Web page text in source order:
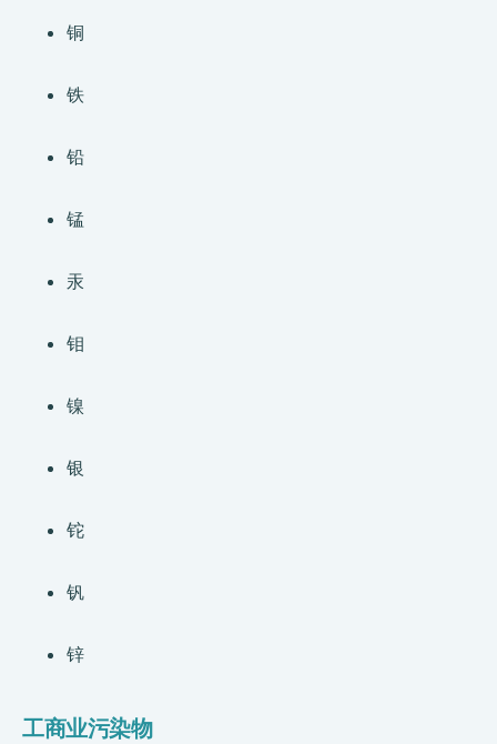
铜
铁
铅
锰
汞
钼
镍
银
铊
钒
锌
工商业污染物